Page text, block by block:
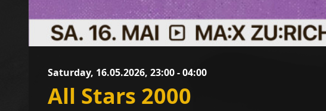
Saturday, 16.05.2026, 23:00 - 04:00
All Stars 2000